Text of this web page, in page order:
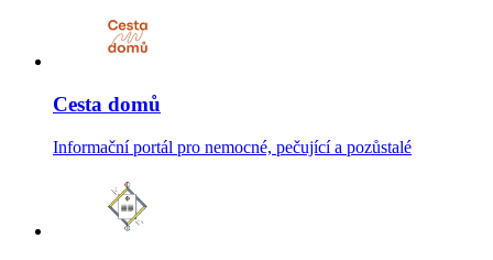
Cesta domů
Informační portál pro nemocné, pečující a pozůstalé